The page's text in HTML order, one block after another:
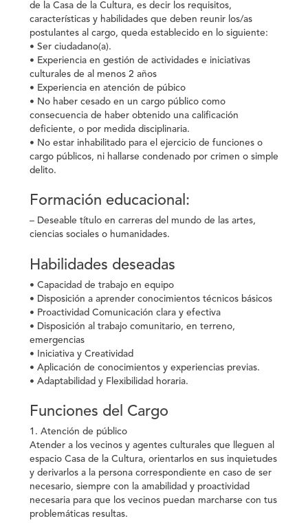
de la Casa de la Cultura, es decir los requisitos,
características y habilidades que deben reunir los/as
postulantes al cargo, queda establecido en lo siguiente:
• Ser ciudadano(a).
• Experiencia en gestión de actividades e iniciativas
culturales de al menos 2 años
• Experiencia en atención de púbico
• No haber cesado en un cargo público como
consecuencia de haber obtenido una calificación
deficiente, o por medida disciplinaria.
• No estar inhabilitado para el ejercicio de funciones o
cargo públicos, ni hallarse condenado por crimen o simple
delito.
Formación educacional:
– Deseable título en carreras del mundo de las artes,
ciencias sociales o humanidades.
Habilidades deseadas
• Capacidad de trabajo en equipo
• Disposición a aprender conocimientos técnicos básicos
• Proactividad Comunicación clara y efectiva
• Disposición al trabajo comunitario, en terreno,
emergencias
• Iniciativa y Creatividad
• Aplicación de conocimientos y experiencias previas.
• Adaptabilidad y Flexibilidad horaria.
Funciones del Cargo
1. Atención de público
Atender a los vecinos y agentes culturales que lleguen al
espacio Casa de la Cultura, orientarlos en sus inquietudes
y derivarlos a la persona correspondiente en caso de ser
necesario, siempre con la amabilidad y proactividad
necesaria para que los vecinos puedan marcharse con tus
problemáticas resultas.